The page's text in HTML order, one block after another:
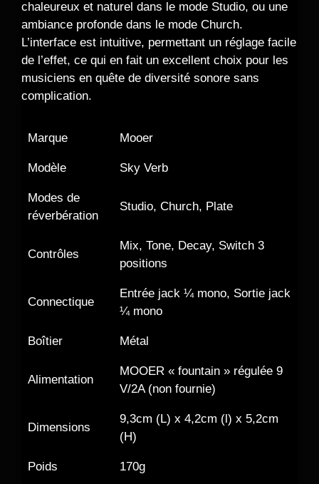
chaleureux et naturel dans le mode Studio, ou une
ambiance profonde dans le mode Church.
L’interface est intuitive, permettant un réglage facile
de l’effet, ce qui en fait un excellent choix pour les
musiciens en quête de diversité sonore sans
complication.
Marque Mooer
Modèle Sky Verb
Modes de
réverbération
Studio, Church, Plate
Contrôles
Mix, Tone, Decay, Switch 3
positions
Connectique
Entrée jack ¼ mono, Sortie jack
¼ mono
Boîtier Métal
Alimentation
MOOER « fountain » régulée 9
V/2A (non fournie)
Dimensions
9,3cm (L) x 4,2cm (l) x 5,2cm
(H)
Poids 170g